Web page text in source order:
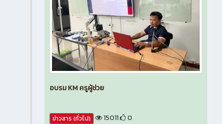
อบรม KM ครูผู้ช่วย
ข่าวสาร (ทั่วไป) 15011 0